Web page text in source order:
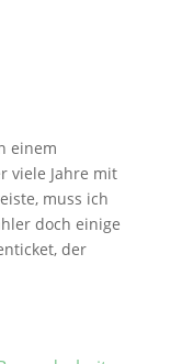
einem
viele Jahre mit
muss ich
doch einige
der